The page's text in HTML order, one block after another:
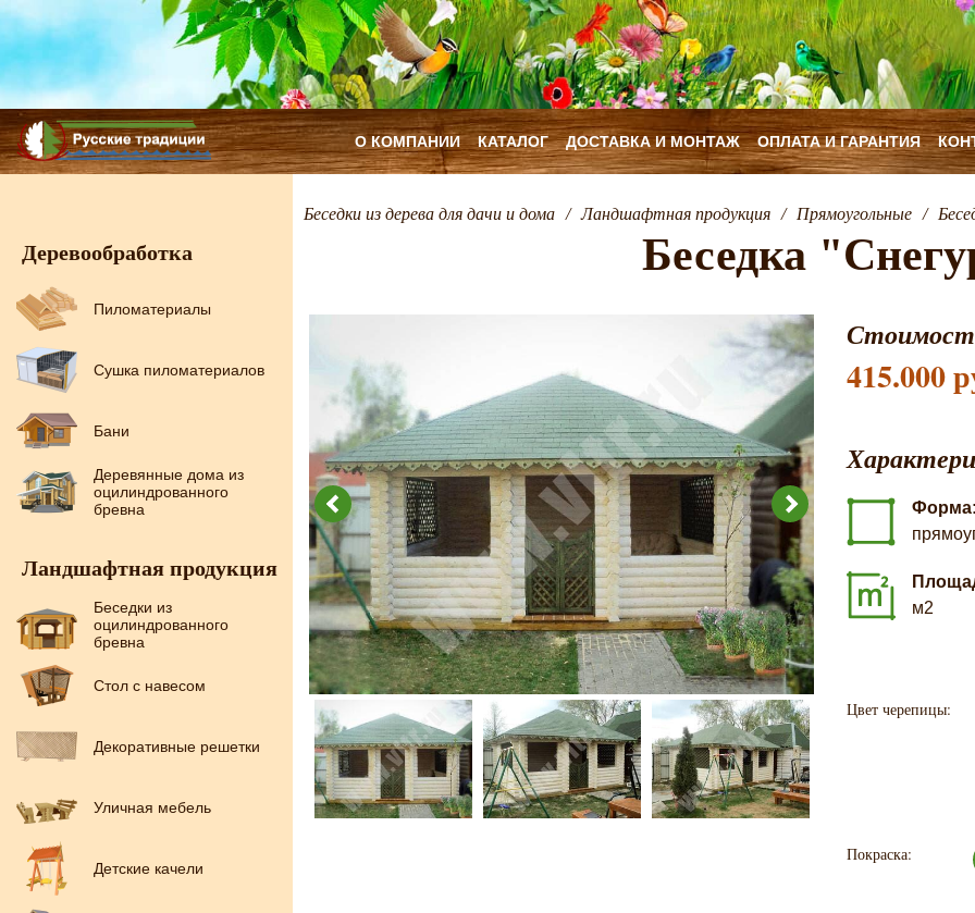
О КОМПАНИИ ДОСТАВКА И МОНТАЖ ОПЛАТА И ГАРАНТИЯ
КАТАЛОГ
Деревообработка
Пиломатериалы
Сушка пиломатериалов
Бани
Деревянные дома из
оцилиндрованного
бревна
Ландшафтная продукция
Беседки из
оцилиндрованного
бревна
Стол с навесом
Декоративные решетки
Уличная мебель
Детские качели
Беседки из дерева для дачи и дома / Ландшафтная продукция / Прямоугольные /
Беседка
415.000
м2
Цвет черепицы:
Покраска: